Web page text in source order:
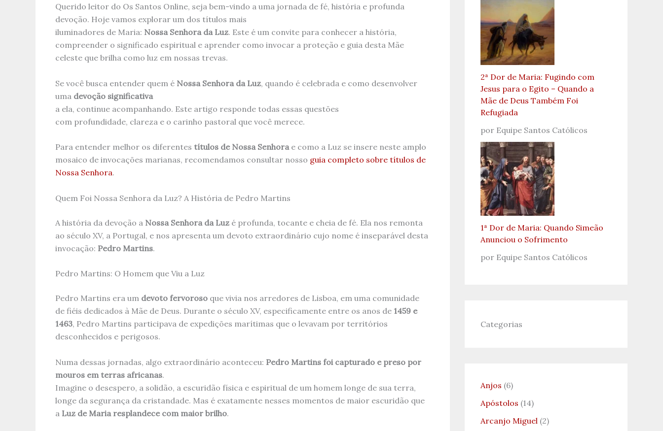
Querido leitor do Os Santos Online, seja bem-vindo a uma jornada de fé, história e profunda
devoção. Hoje vamos explorar um dos títulos mais
iluminadores de Maria: Nossa Senhora da Luz. Este é um convite para conhecer a história,
compreender o significado espiritual e aprender como invocar a proteção e guia desta Mãe
celeste que brilha como luz em nossas trevas.
Se você busca entender quem é Nossa Senhora da Luz, quando é celebrada e como desenvolver
uma devoção significativa
a ela, continue acompanhando. Este artigo responde todas essas questões
com profundidade, clareza e o carinho pastoral que você merece.
Para entender melhor os diferentes títulos de Nossa Senhorae como a Luz se insere neste amplo
mosaico de invocações marianas, recomendamos consultar nosso guia completo sobre títulos de
Nossa Senhora.
Quem Foi Nossa Senhora da Luz? A História de Pedro Martins
A história da devoção a Nossa Senhora da Luz é profunda, tocante e cheia de fé. Ela nos remonta
ao século XV, a Portugal, e nos apresenta um devoto extraordinário cujo nome é inseparável desta
invocação: Pedro Martins.
Pedro Martins: O Homem que Viu a Luz
Pedro Martins era um devoto fervoroso que vivia nos arredores de Lisboa, em uma comunidade
de fiéis dedicados à Mãe de Deus. Durante o século XV, especificamente entre os anos de 1459 e
1463, Pedro Martins participava de expedições marítimas que o levavam por territórios
desconhecidos e perigosos.
Numa dessas jornadas, algo extraordinário aconteceu: Pedro Martins foi capturado e preso por
mouros em terras africanas.
Imagine o desespero, a solidão, a escuridão física e espiritual de um homem longe de sua terra,
longe da segurança da cristandade. Mas é exatamente nesses momentos de maior escuridão que
a Luz de Maria resplandece com maior brilho.
2ª Dor de Maria: Fugindo com
Jesus para o Egito – Quando a
Mãe de Deus Também Foi
Refugiada
por Equipe Santos Católicos
1ª Dor de Maria: Quando Simeão
Anunciou o Sofrimento
por Equipe Santos Católicos
Categorias
Anjos (6)
Apóstolos (14)
Arcanjo Miguel (2)